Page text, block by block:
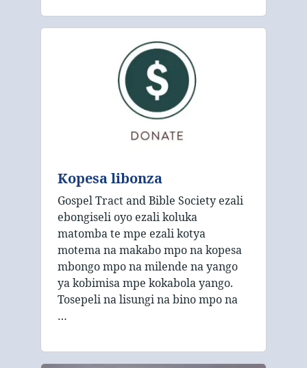
Kopesa libonza
Gospel Tract and Bible Society ezali
ebongiseli oyo ezali koluka
matomba te mpe ezali kotya
motema na makabo mpo na kopesa
mbongo mpo na milende na yango
ya kobimisa mpe kokabola yango.
Tosepeli na lisungi na bino mpo na
…